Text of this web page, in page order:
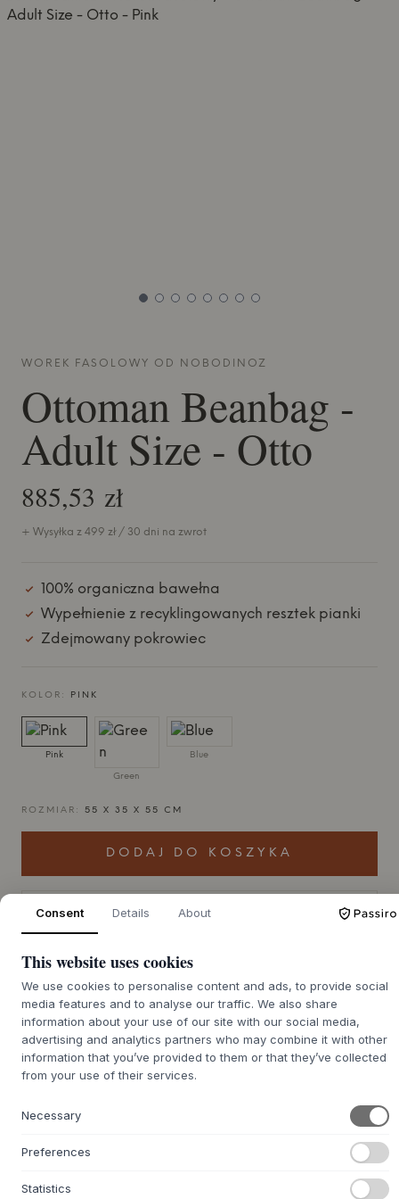
WOREK FASOLOWY OD NOBODINOZ
Ottoman Beanbag -
Adult Size - Otto
885,53 zł
+ Wysyłka z 499 zł / 30 dni na zwrot
100% organiczna bawełna
Wypełnienie z recyklingowanych resztek pianki
Zdejmowany pokrowiec
KOLOR: PINK
Pink
Green
Blue
ROZMIAR: 55 X 35 X 55 CM
DODAJ DO KOSZYKA
Czas realizacji zamówienia
Zostanie dla Ciebie zamówione
O TYM PRODUKCIE
Pufa Otto Ottoman Beanbag markiNobodinozto pufa w
stylu otomańskim, zaprojektowana tak, aby zapewnić
zarówno komfort, jak i graficzny wyraz. Zewnętrzne
Havana, tkanej ze 100% bawełny organicznej, co zapewnia
solidną i przyjemną powierzchnię. Wewnątrz podszewka z
polipropylenu zapewnia trwałość, a wypełnienie z
recyklingowanych resztek pianki elastycznie dopasowuje
Consent Details About
This website uses cookies
We use cookies to personalise content and ads, to provide social
media features and to analyse our traffic. We also share
information about your use of our site with our social media,
advertising and analytics partners who may combine it with other
information that you’ve provided to them or that they’ve collected
from your use of their services.
Necessary
Preferences
Statistics